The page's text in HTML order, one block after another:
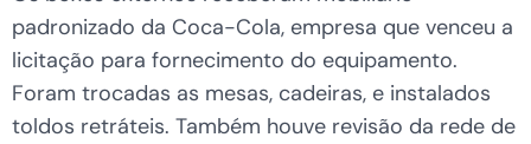
padronizado da Coca-Cola, empresa que venceu a
licitação para fornecimento do equipamento.
Foram trocadas as mesas, cadeiras, e instalados
toldos retráteis. Também houve revisão da rede de